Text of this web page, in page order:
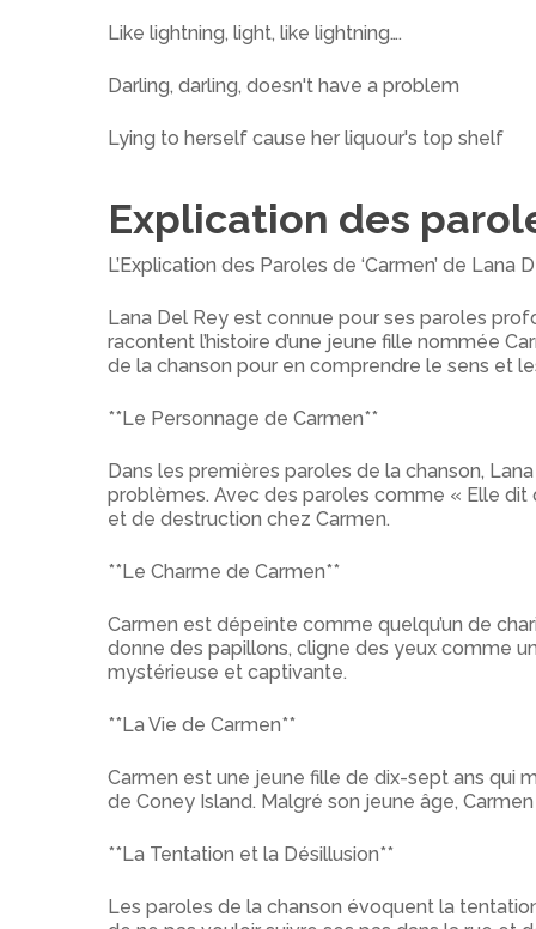
Like lightning, light, like lightning….
Darling, darling, doesn't have a problem
Lying to herself cause her liquour's top shelf
Explication des
L’Explication des Paroles de ‘Carmen’ de Lana
Lana Del Rey est connue pour ses paroles
racontent l’histoire d’une jeune fille nommée
de la chanson pour en comprendre le sens et
**Le Personnage de Carmen**
Dans les premières paroles de la chanson,
problèmes. Avec des paroles comme « Elle
et de destruction chez Carmen.
**Le Charme de Carmen**
Carmen est dépeinte comme quelqu’un de
donne des papillons, cligne des yeux comme
mystérieuse et captivante.
**La Vie de Carmen**
Carmen est une jeune fille de dix-sept ans qui
de Coney Island. Malgré son jeune âge,
**La Tentation et la Désillusion**
Les paroles de la chanson évoquent la